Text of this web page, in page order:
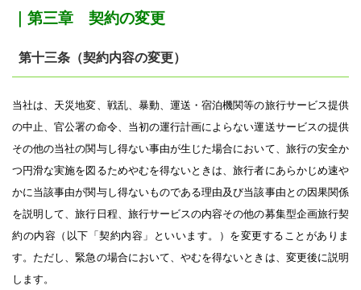
｜第三章 契約の変更
第十三条（契約内容の変更）
当社は、天災地変、戦乱、暴動、運送・宿泊機関等の旅行サービス提供
の中止、官公署の命令、当初の運行計画によらない運送サービスの提供
その他の当社の関与し得ない事由が生じた場合において、旅行の安全か
つ円滑な実施を図るためやむを得ないときは、旅行者にあらかじめ速や
かに当該事由が関与し得ないものである理由及び当該事由との因果関係
を説明して、旅行日程、旅行サービスの内容その他の募集型企画旅行契
約の内容（以下「契約内容」といいます。）を変更することがありま
す。ただし、緊急の場合において、やむを得ないときは、変更後に説明
します。